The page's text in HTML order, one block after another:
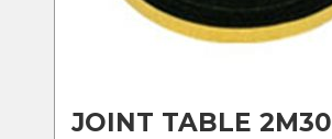
JOINT TABLE 2M30